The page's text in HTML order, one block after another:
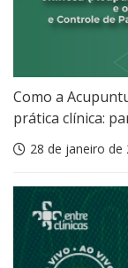
Como a
prática clínica:
28 de janeiro de